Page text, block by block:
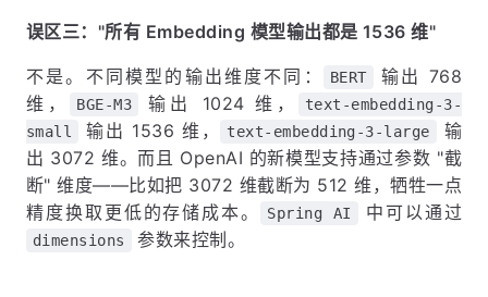
误区三："所有 Embedding 模型输出都是 1536 维"
不是。不同模型的输出维度不同： BERT
输出 768
维，
BGE-M3 输出 1024 维，
text-embedding-3-
small
输出 1536 维， text-embedding-3-large
输
出 3072 维。而且 OpenAI 的新模型支持通过参数 "截
断" 维度——比如把 3072 维截断为 512 维，牺牲一点
精度换取更低的存储成本。
Spring AI 中可以通过
dimensions 参数来控制。